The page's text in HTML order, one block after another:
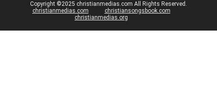
Copyright ©2025 christianmedias.com All Rights Reserved.
christianmedias.com
christiansongsbook.com
christianmedias.org